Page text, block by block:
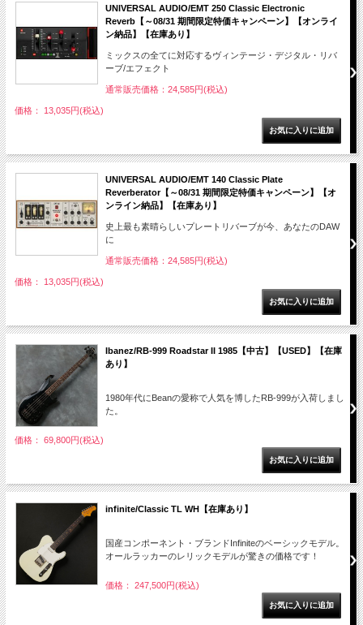
UNIVERSAL AUDIO/EMT 250 Classic Electronic
Reverb【～08/31 期間限定特価キャンペーン】【オンライ
ン納品】【在庫あり】
ミックスの全てに対応するヴィンテージ・デジタル・リバ
ーブ/エフェクト
通常販売価格：24,585円(税込)
価格： 13,035円(税込)
UNIVERSAL AUDIO/EMT 140 Classic Plate
Reverberator【～08/31 期間限定特価キャンペーン】【オ
ンライン納品】【在庫あり】
史上最も素晴らしいプレートリバーブが今、あなたのDAW
に
通常販売価格：24,585円(税込)
価格： 13,035円(税込)
Ibanez/RB-999 Roadstar II 1985【中古】【USED】【在庫
あり】
1980年代にBeanの愛称で人気を博したRB-999が入荷しまし
た。
価格： 69,800円(税込)
infinite/Classic TL WH【在庫あり】
国産コンポーネント・ブランドInfiniteのベーシックモデル。
オールラッカーのレリックモデルが驚きの価格です！
価格： 247,500円(税込)